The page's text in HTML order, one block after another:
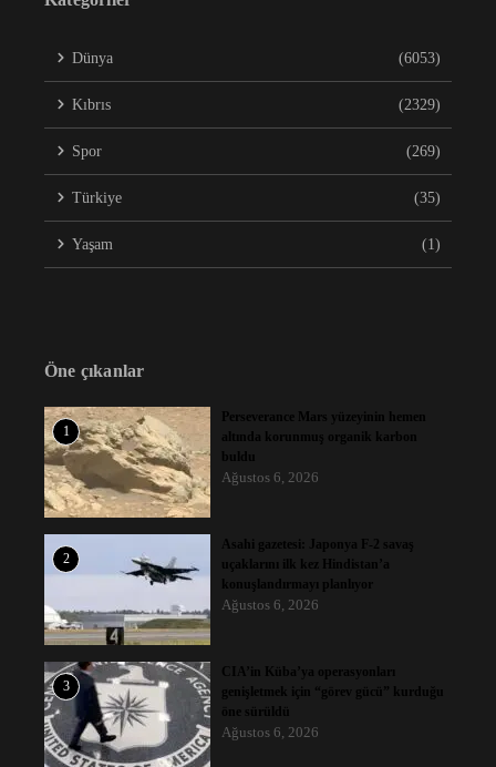
Dünya (6053)
Kıbrıs (2329)
Spor (269)
Türkiye (35)
Yaşam (1)
Öne çıkanlar
1
Perseverance Mars yüzeyinin hemen
altında korunmuş organik karbon
buldu
Ağustos 6, 2026
2
Asahi gazetesi: Japonya F-2 savaş
uçaklarını ilk kez Hindistan’a
konuşlandırmayı planlıyor
Ağustos 6, 2026
3
CIA’in Küba’ya operasyonları
genişletmek için “görev gücü” kurduğu
öne sürüldü
Ağustos 6, 2026